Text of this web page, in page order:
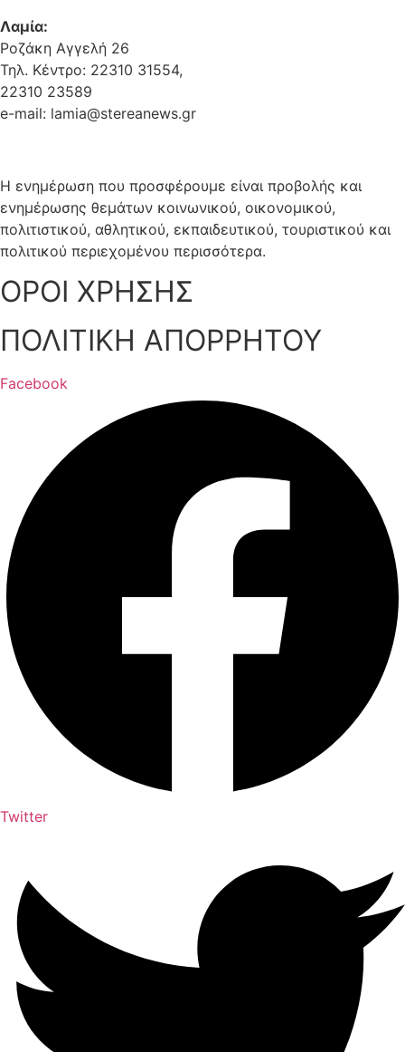
Λαμία:
Ροζάκη Αγγελή 26
Τηλ. Κέντρο: 22310 31554,
22310 23589
e-mail: lamia@stereanews.gr
Η ενημέρωση που προσφέρουμε είναι προβολής και
ενημέρωσης θεμάτων κοινωνικού, οικονομικού,
πολιτιστικού, αθλητικού, εκπαιδευτικού, τουριστικού και
πολιτικού περιεχομένου περισσότερα.
ΟΡΟΙ ΧΡΗΣΗΣ
ΠΟΛΙΤΙΚΗ ΑΠΟΡΡΗΤΟΥ
Facebook
Twitter